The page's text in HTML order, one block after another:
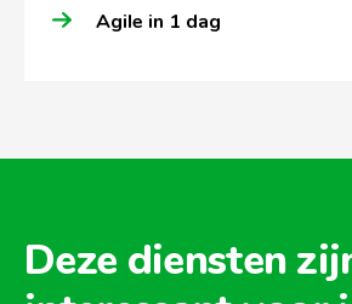
Agile in 1 dag
Deze diensten